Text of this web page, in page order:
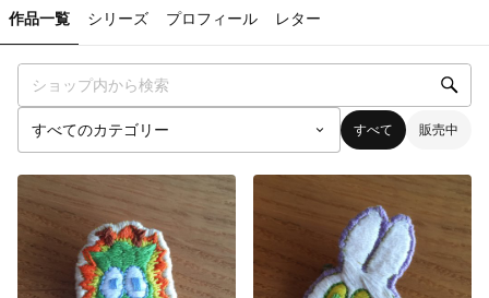
作品一覧 シリーズ プロフィール レター
すべて 販売中